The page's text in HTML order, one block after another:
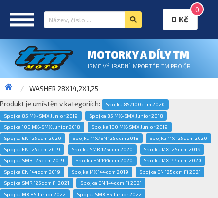
0
0 Kč
MOTORKY A DÍLY TM
JSME VÝHRADNÍ IMPORTÉR TM PRO ČR
WASHER 28X14,2X1,25
Produkt je umístěn v kategoriích:
Spojka 85/100ccm 2020
Spojka 85 MX-SMX Junior 2019
Spojka 85 MX-SMX Junior 2018
Spojka 100 MX-SMX Junior 2018
Spojka 100 MX-SMX Junior 2019
Spojka EN 125ccm 2020
Spojka MX/EN 125ccm 2018
Spojka MX 125ccm 2020
Spojka EN 125ccm 2019
Spojka SMR 125ccm 2020
Spojka MX 125ccm 2019
Spojka SMR 125ccm 2019
Spojka EN 144ccm 2020
Spojka MX 144ccm 2020
Spojka EN 144ccm 2019
Spojka MX 144ccm 2019
Spojka EN 125ccm Fi 2021
Spojka SMR 125ccm Fi 2021
Spojka EN 144ccm Fi 2021
Spojka MX 85 Junior 2022
Spojka SMX 85 Junior 2022